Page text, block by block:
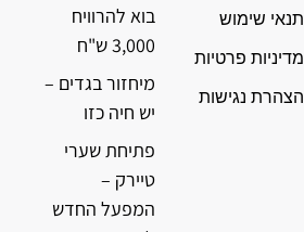
תנאי שימוש
מדיניות פרטיות
הצהרת נגישות
בוא להרוויח
3,000 ש"ח
מיחזור בגדים –
יש חיה כזו
פתיחת שערי
טיירק –
המפעל החדש